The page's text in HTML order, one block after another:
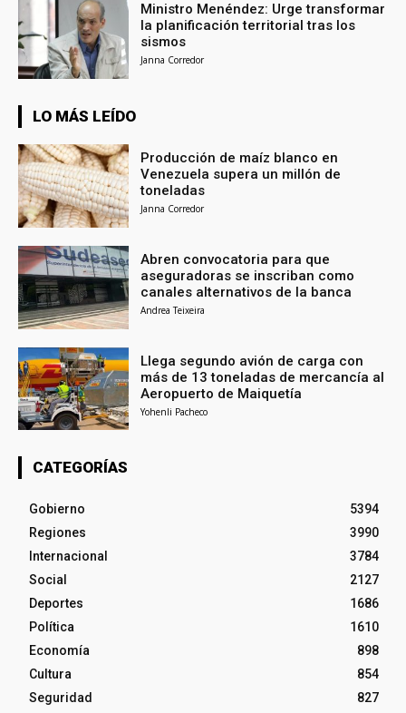
Ministro Menéndez: Urge transformar
la planificación territorial tras los
sismos
Janna Corredor
LO MÁS LEÍDO
Producción de maíz blanco en
Venezuela supera un millón de
toneladas
Janna Corredor
Abren convocatoria para que
aseguradoras se inscriban como
canales alternativos de la banca
Andrea Teixeira
Llega segundo avión de carga con
más de 13 toneladas de mercancía al
Aeropuerto de Maiquetía
Yohenli Pacheco
CATEGORÍAS
Gobierno
5394
Regiones
3990
Internacional
3784
Social
2127
Deportes
1686
Política
1610
Economía
898
Cultura
854
Seguridad
827